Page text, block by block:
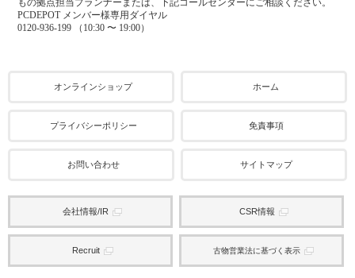
もの拠点担当プランナーまたは、下記コールセンターにご相談ください。
PCDEPOT メンバー様専用ダイヤル
0120-936-199 （10:30 〜 19:00）
オンラインショップ ホーム
プライバシーポリシー 免責事項
お問い合わせ サイトマップ
会社情報/IR CSR情報
Recruit 古物営業法に基づく表示